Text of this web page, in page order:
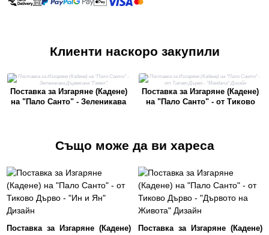
Клиенти наскоро закупили
Поставка за Изгаряне (Кадене)
на "Пало Санто" - Зеленикава
Поставка за Изгаряне (Кадене)
на "Пало Санто" - от Тиково
Също може да ви хареса
Поставка за Изгаряне (Кадене)
Поставка за Изгаряне (Кадене)